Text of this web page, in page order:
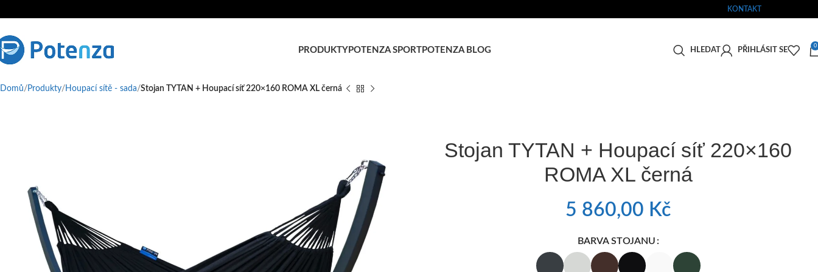
KONTAKT
PRODUKTYPOTENZA SPORTPOTENZA BLOG HLEDAT PŘIHLÁSIT SE
0
Domů Produkty Houpací sítě - sada Stojan TYTAN + Houpací síť 220×160 ROMA XL černá
Stojan TYTAN + Houpací síť 220×160
ROMA XL černá
5 860,00 Kč
BARVA STOJANU